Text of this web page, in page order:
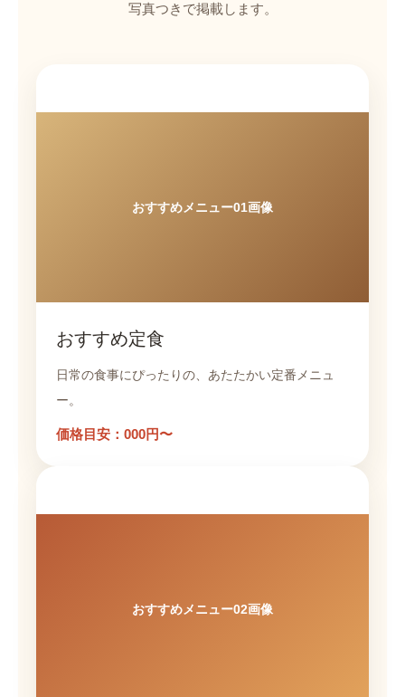
写真つきで掲載します。
おすすめメニュー01画像
おすすめ定食
日常の食事にぴったりの、あたたかい定番メニュ
ー。
価格目安：000円〜
おすすめメニュー02画像